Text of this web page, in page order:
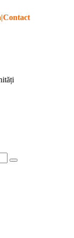
|Contact